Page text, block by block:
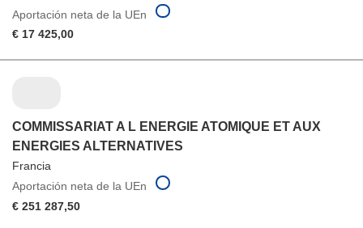
Aportación neta de la UEn
€ 17 425,00
COMMISSARIAT A L ENERGIE ATOMIQUE ET AUX
ENERGIES ALTERNATIVES
Francia
Aportación neta de la UEn
€ 251 287,50